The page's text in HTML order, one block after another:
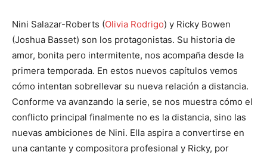
Nini Salazar-Roberts (Olivia Rodrigo) y Ricky Bowen
(Joshua Basset) son los protagonistas. Su historia de
amor, bonita pero intermitente, nos acompaña desde la
primera temporada. En estos nuevos capítulos vemos
cómo intentan sobrellevar su nueva relación a distancia.
Conforme va avanzando la serie, se nos muestra cómo el
conflicto principal finalmente no es la distancia, sino las
nuevas ambiciones de Nini. Ella aspira a convertirse en
una cantante y compositora profesional y Ricky, por